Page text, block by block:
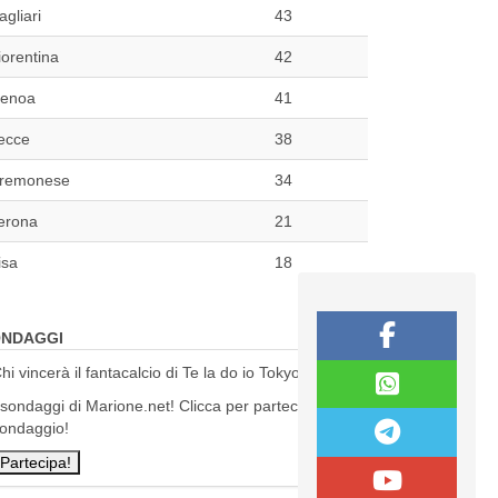
43
42
41
38
34
21
18
vincerà il fantacalcio di Te la do io Tokyo?
di Marione.net! Clicca per partecipare al